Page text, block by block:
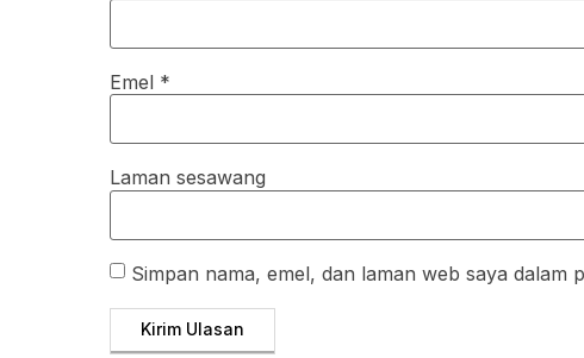
Emel *
Laman sesawang
Simpan nama, emel, dan laman web saya dalam